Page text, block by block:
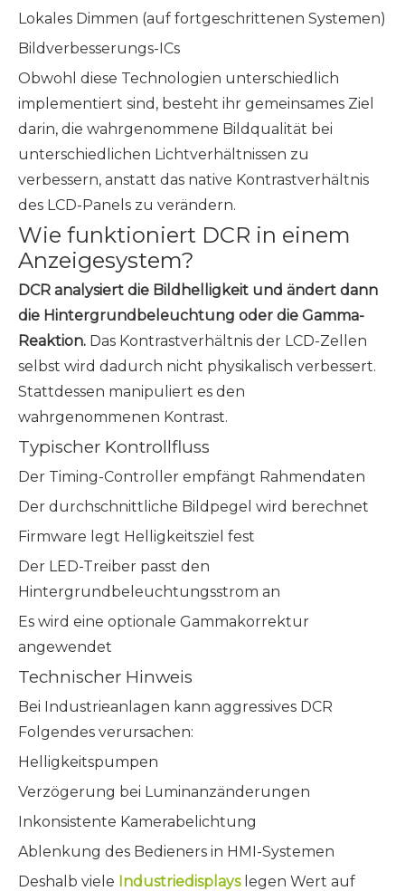
Lokales Dimmen (auf fortgeschrittenen Systemen)
Bildverbesserungs-ICs
Obwohl diese Technologien unterschiedlich
implementiert sind, besteht ihr gemeinsames Ziel
darin, die wahrgenommene Bildqualität bei
unterschiedlichen Lichtverhältnissen zu
verbessern, anstatt das native Kontrastverhältnis
des LCD-Panels zu verändern.
Wie funktioniert DCR in einem
Anzeigesystem?
DCR analysiert die Bildhelligkeit und ändert dann
die Hintergrundbeleuchtung oder die Gamma-
Reaktion. Das Kontrastverhältnis der LCD-Zellen
selbst wird dadurch nicht physikalisch verbessert.
Stattdessen manipuliert es den
wahrgenommenen Kontrast.
Typischer Kontrollfluss
Der Timing-Controller empfängt Rahmendaten
Der durchschnittliche Bildpegel wird berechnet
Firmware legt Helligkeitsziel fest
Der LED-Treiber passt den
Hintergrundbeleuchtungsstrom an
Es wird eine optionale Gammakorrektur
angewendet
Technischer Hinweis
Bei Industrieanlagen kann aggressives DCR
Folgendes verursachen:
Helligkeitspumpen
Verzögerung bei Luminanzänderungen
Inkonsistente Kamerabelichtung
Ablenkung des Bedieners in HMI-Systemen
Deshalb viele Industriedisplays legen Wert auf